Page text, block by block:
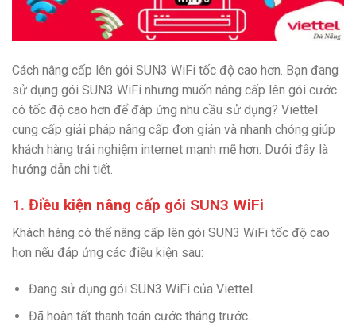
Cách nâng cấp lên gói SUN3 WiFi tốc độ cao hơn. Bạn đang
sử dụng gói SUN3 WiFi nhưng muốn nâng cấp lên gói cước
có tốc độ cao hơn để đáp ứng nhu cầu sử dụng? Viettel
cung cấp giải pháp nâng cấp đơn giản và nhanh chóng giúp
khách hàng trải nghiệm internet mạnh mẽ hơn. Dưới đây là
hướng dẫn chi tiết.
1. Điều kiện nâng cấp gói SUN3 WiFi
Khách hàng có thể nâng cấp lên gói SUN3 WiFi tốc độ cao
hơn nếu đáp ứng các điều kiện sau:
Đang sử dụng gói SUN3 WiFi của Viettel.
Đã hoàn tất thanh toán cước tháng trước.